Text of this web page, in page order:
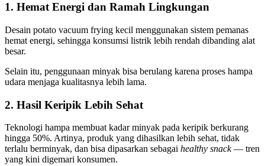
1. Hemat Energi dan Ramah Lingkungan
Desain potato vacuum frying kecil menggunakan sistem pemanas
hemat energi, sehingga konsumsi listrik lebih rendah dibanding alat
besar.
Selain itu, penggunaan minyak bisa berulang karena proses hampa
udara menjaga kualitasnya lebih lama.
2. Hasil Keripik Lebih Sehat
Teknologi hampa membuat kadar minyak pada keripik berkurang
hingga 50%. Artinya, produk yang dihasilkan lebih sehat, tidak
terlalu berminyak, dan bisa dipasarkan sebagai healthy snack— tren
yang kini digemari konsumen.